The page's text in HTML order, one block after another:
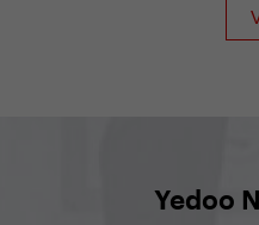
Yedoo